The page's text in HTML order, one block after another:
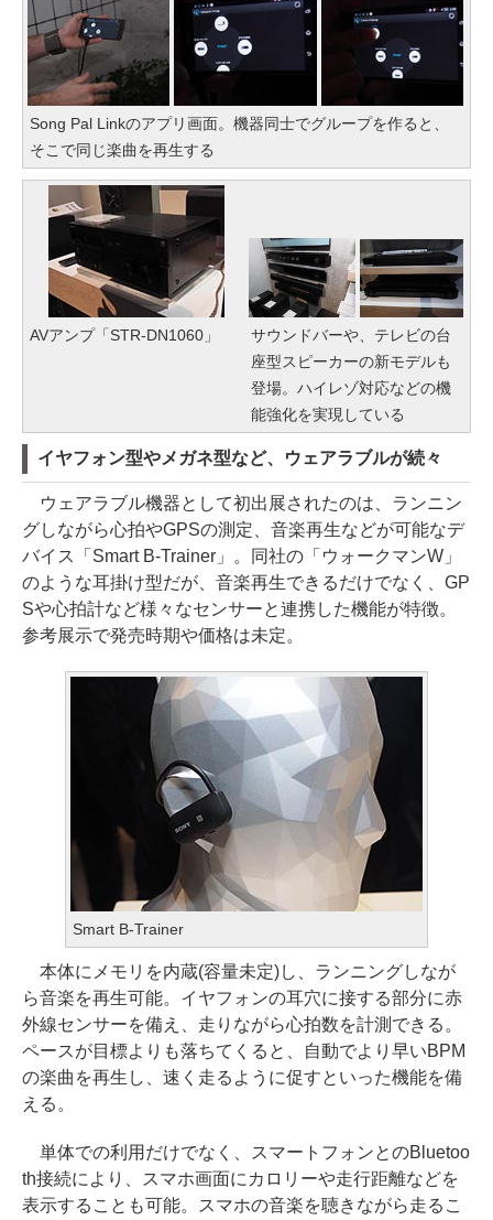
Song Pal Linkのアプリ画面。機器同士でグループを作ると、
そこで同じ楽曲を再生する
AVアンプ「STR-DN1060」
サウンドバーや、テレビの台
座型スピーカーの新モデルも
登場。ハイレゾ対応などの機
能強化を実現している
イヤフォン型やメガネ型など、ウェアラブルが続々
ウェアラブル機器として初出展されたのは、ランニン
グしながら心拍やGPSの測定、音楽再生などが可能なデ
バイス「Smart B-Trainer」。同社の「ウォークマンW」
のような耳掛け型だが、音楽再生できるだけでなく、GP
Sや心拍計など様々なセンサーと連携した機能が特徴。
参考展示で発売時期や価格は未定。
Smart B-Trainer
本体にメモリを内蔵(容量未定)し、ランニングしなが
ら音楽を再生可能。イヤフォンの耳穴に接する部分に赤
外線センサーを備え、走りながら心拍数を計測できる。
ペースが目標よりも落ちてくると、自動でより早いBPM
の楽曲を再生し、速く走るように促すといった機能を備
える。
単体での利用だけでなく、スマートフォンとのBluetoo
th接続により、スマホ画面にカロリーや走行距離などを
表示することも可能。スマホの音楽を聴きながら走るこ